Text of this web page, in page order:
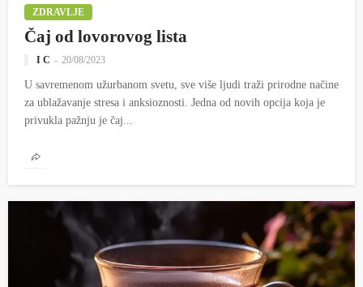
ZDRAVLJE
Čaj od lovorovog lista
I C 20/08/2023
U savremenom užurbanom svetu, sve više ljudi traži prirodne načine
za ublažavanje stresa i anksioznosti. Jedna od novih opcija koja je
privukla pažnju je čaj...